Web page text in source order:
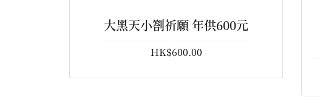
大黑天小劄祈願 年供600元
HK$600.00